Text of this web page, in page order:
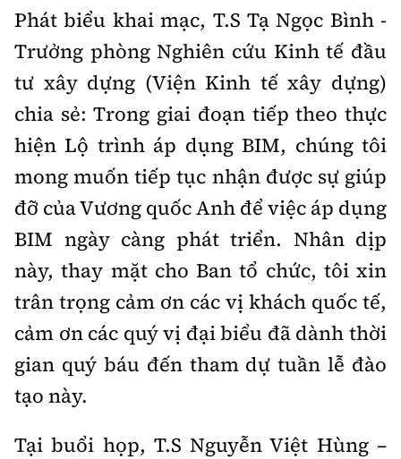
Phát biểu khai mạc, T.S Tạ Ngọc Bình -
Trưởng phòng Nghiên cứu Kinh tế đầu
tư xây dựng (Viện Kinh tế xây dựng)
chia sẻ: Trong giai đoạn tiếp theo thực
hiện Lộ trình áp dụng BIM, chúng tôi
mong muốn tiếp tục nhận được sự giúp
đỡ của Vương quốc Anh để việc áp dụng
BIM ngày càng phát triển. Nhân dịp
này, thay mặt cho Ban tổ chức, tôi xin
trân trọng cảm ơn các vị khách quốc tế,
cảm ơn các quý vị đại biểu đã dành thời
gian quý báu đến tham dự tuần lễ đào
tạo này.
Tại buổi họp, T.S Nguyễn Việt Hùng –